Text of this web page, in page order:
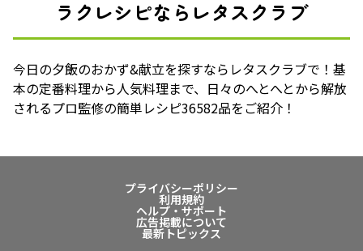
ラクレシピならレタスクラブ
今日の夕飯のおかず&献立を探すならレタスクラブで！基
本の定番料理から人気料理まで、日々のへとへとから解放
されるプロ監修の簡単レシピ36582品をご紹介！
プライバシーポリシー
利用規約
ヘルプ・サポート
広告掲載について
最新トピックス